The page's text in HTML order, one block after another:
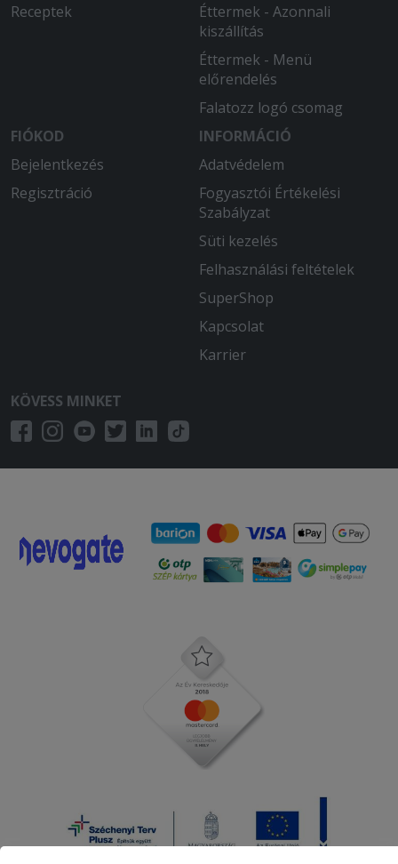
A krumpli csöpögött az olajtól, és
teljesen sótlan volt, a halnak pedig a
legnagyobb része sótlan volt, egy pici
részére pedig egy egész sótartót
öntöttek rá. Ennyi pénzért nem ezt
vártam volna. Az biztos, hogy ezt az
ételt senkinek nem ajánlom. Amúgy
korábban már rendeltem másféle
ételeket ebből az étteremből, és azok
Jó időben érkezett a rendelésem,csak
Receptek
Éttermek - Azonnali
kiszállítás
Éttermek - Menü
előrendelés
Falatozz logó csomag
FIÓKOD
Bejelentkezés
Regisztráció
INFORMÁCIÓ
Adatvédelem
Fogyasztói Értékelési
Szabályzat
Süti kezelés
Felhasználási feltételek
SuperShop
Kapcsolat
Karrier
KÖVESS MINKET